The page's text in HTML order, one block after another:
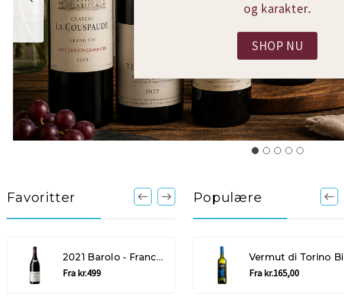
og karakter.
SHOP NU
Favoritter
2021 Barolo - Francesco Rinaldi
Fra kr.499
2025 Eau
Fra kr.185,00
Populære
Fra kr.165,00